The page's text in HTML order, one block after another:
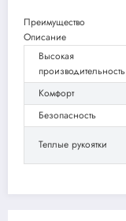
Преимущество
Описание
Высокая
производительность
Комфорт
Безопасность
Теплые рукоятки